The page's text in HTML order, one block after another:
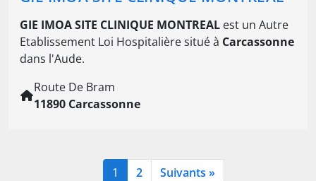
GIE IMOA SITE CLINIQUE MONTREAL est un Autre
Etablissement Loi Hospitalière situé à Carcassonne
dans l'Aude.
Route De Bram
11890 Carcassonne
1 2 Suivants »